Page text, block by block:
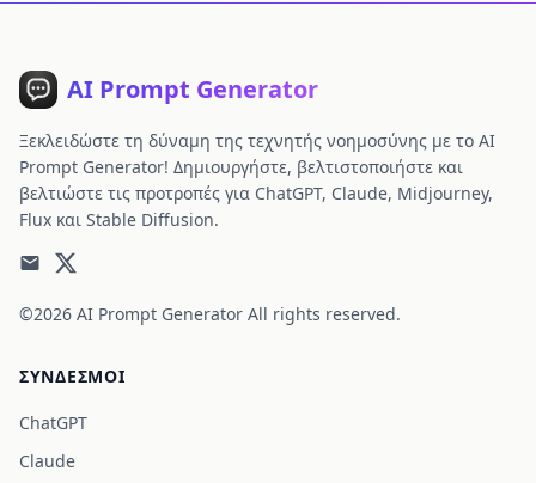
AI Prompt Generator
Ξεκλειδώστε τη δύναμη της τεχνητής νοημοσύνης με το AI
Prompt Generator! Δημιουργήστε, βελτιστοποιήστε και
βελτιώστε τις προτροπές για ChatGPT, Claude, Midjourney,
Flux και Stable Diffusion.
©2026 AI Prompt Generator All rights reserved.
ΣΎΝΔΕΣΜΟΙ
ChatGPT
Claude